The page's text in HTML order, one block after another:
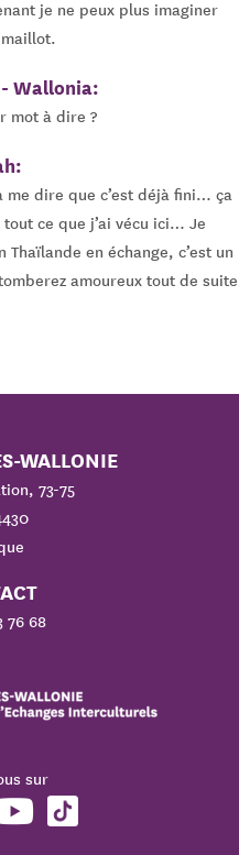
je ne peux plus imaginer
- Wallonia:
mot à dire ?
me dire que c’est déjà fini… ça
ce que j’ai vécu ici… Je
en échange, c’est un
amoureux tout de suite
WALLONIE
73-75
76 68
sur